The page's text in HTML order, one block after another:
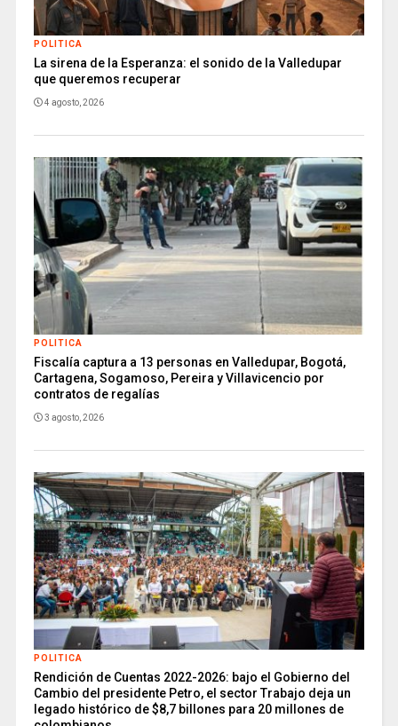
POLITICA
La sirena de la Esperanza: el sonido de la Valledupar
que queremos recuperar
4 agosto, 2026
POLITICA
Fiscalía captura a 13 personas en Valledupar, Bogotá,
Cartagena, Sogamoso, Pereira y Villavicencio por
contratos de regalías
3 agosto, 2026
POLITICA
Rendición de Cuentas 2022-2026: bajo el Gobierno del
Cambio del presidente Petro, el sector Trabajo deja un
legado histórico de $8,7 billones para 20 millones de